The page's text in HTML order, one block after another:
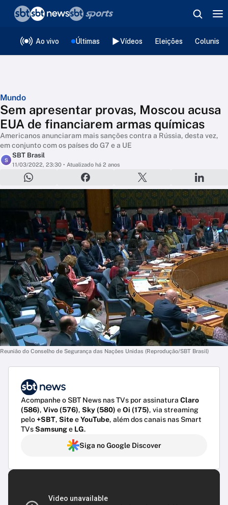
Ao vivo Últimas Vídeos Eleições
Mundo
Sem apresentar provas, Moscou acusa
EUA de financiarem armas químicas
Americanos anunciaram mais sanções contra a Rússia, desta vez,
em conjunto com os países do G7 e a UE
S
SBT Brasil
11/03/2022, 23:30 • Atualizado há 2 anos
Reunião do Conselho de Segurança das Nações Unidas (Reprodução/SBT Brasil)
Acompanhe o SBT News nas TVs por assinatura Claro
(586), Vivo (576), Sky (580) eOi (175), via streaming
pelo+SBT, SiteeYouTube, além dos canais nas Smart
TVsSamsunge LG.
Siga no Google Discover
❮voltar
Editorias